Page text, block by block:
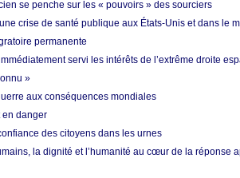
se penche sur les « pouvoirs » des sourciers
crise de santé publique aux États-Unis et dans le
permanente
servi les intérêts de l’extrême droite
»
aux conséquences mondiales
en danger
des citoyens dans les urnes
la dignité et l’humanité au cœur de la réponse